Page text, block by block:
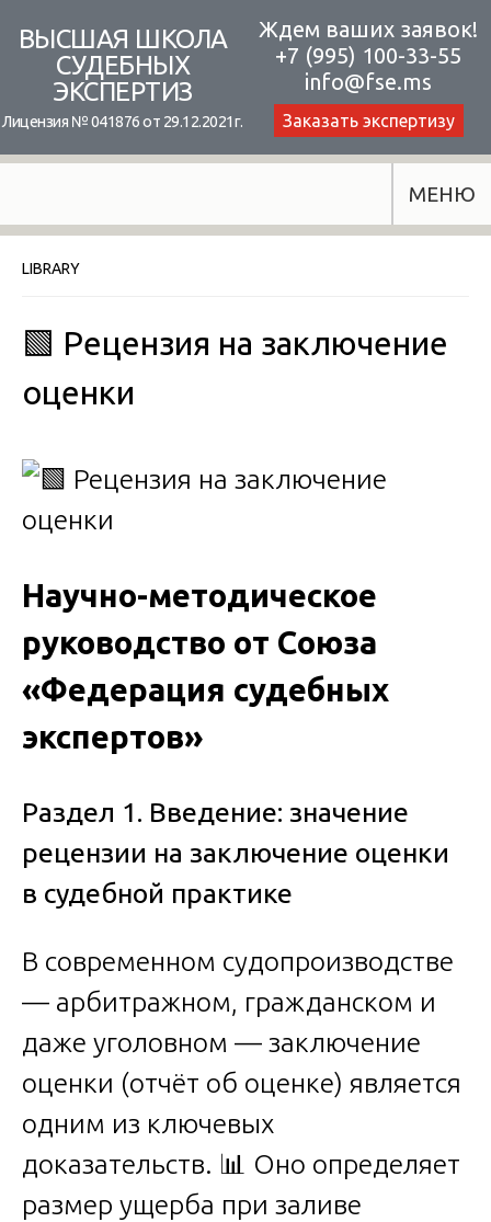
content
ВЫСШАЯ ШКОЛА
СУДЕБНЫХ
ЭКСПЕРТИЗ
Лицензия № 041876 от 29.12.2021г.
Ждем ваших заявок!
+7 (995) 100-33-55
info@fse.ms
Заказать экспертизу
МЕНЮ
LIBRARY
🟩 Рецензия на заключение
оценки
Научно-методическое
руководство от Союза
«Федерация судебных
экспертов»
Раздел 1. Введение: значение
рецензии на заключение оценки
в судебной практике
В современном судопроизводстве
— арбитражном, гражданском и
даже уголовном — заключение
оценки (отчёт об оценке) является
одним из ключевых
доказательств. 📊 Оно определяет
размер ущерба при заливе